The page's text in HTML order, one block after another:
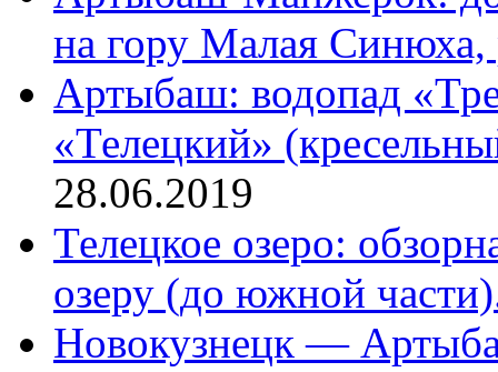
на гору Малая Синюха,
Артыбаш: водопад
«Телецкий»
28.06.2019
Телецкое озеро:
озеру (до южной
Новокузнецк —